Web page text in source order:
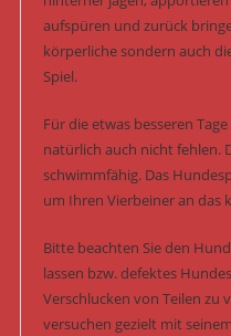
aufspüren und zurück
körperliche sondern auch
Spiel.
Für die etwas besseren
natürlich auch nicht fehlen.
schwimmfähig. Das
um Ihren Vierbeiner an das
Bitte beachten Sie den
lassen bzw. defektes
Verschlucken von Teilen zu
versuchen gezielt mit